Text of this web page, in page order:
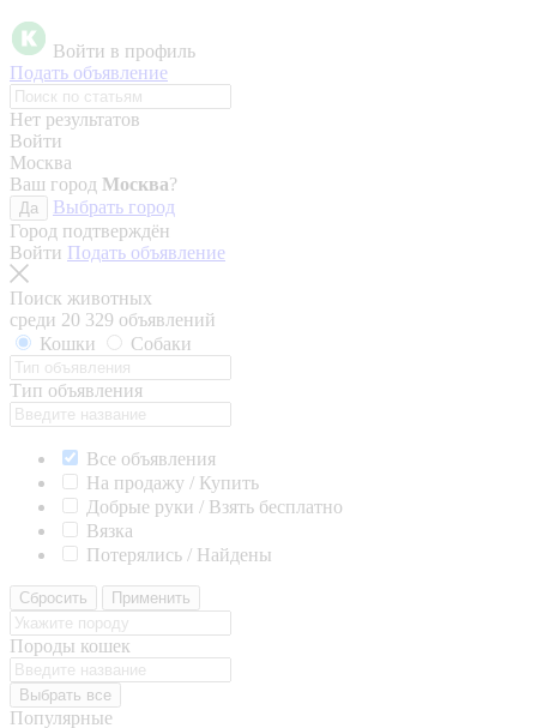
Войти в профиль
Подать объявление
Нет результатов
Войти
Москва
Ваш город Москва?
Да
Выбрать город
Город подтверждён
Войти Подать объявление
Поиск животных
среди 20 329 объявлений
Кошки
Собаки
Тип объявления
Все объявления
На продажу / Купить
Добрые руки / Взять бесплатно
Вязка
Потерялись / Найдены
Сбросить Применить
Породы кошек
Выбрать все
Популярные